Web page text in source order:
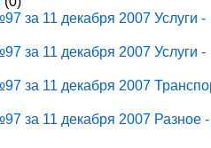
за 11 декабря 2007 Услуги -
за 11 декабря 2007 Услуги -
за 11 декабря 2007
за 11 декабря 2007 Разное -